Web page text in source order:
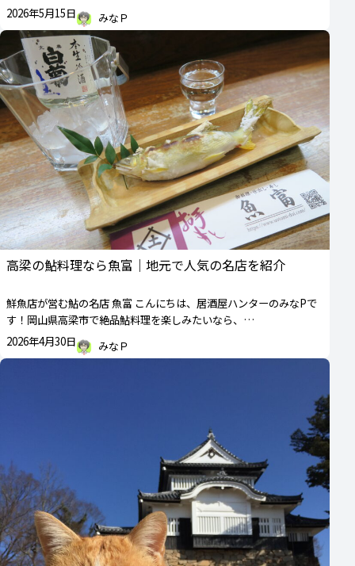
2026年5月15日
みなＰ
高梁の鮎料理なら魚富｜地元で人気の名店を紹介
鮮魚店が営む鮎の名店 魚富 こんにちは、居酒屋ハンターのみなPで
す！岡山県高梁市で絶品鮎料理を楽しみたいなら、…
2026年4月30日
みなＰ